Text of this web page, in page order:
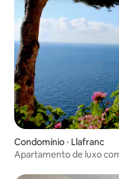
Condomínio ⋅ Llafranc
Apartamento de luxo